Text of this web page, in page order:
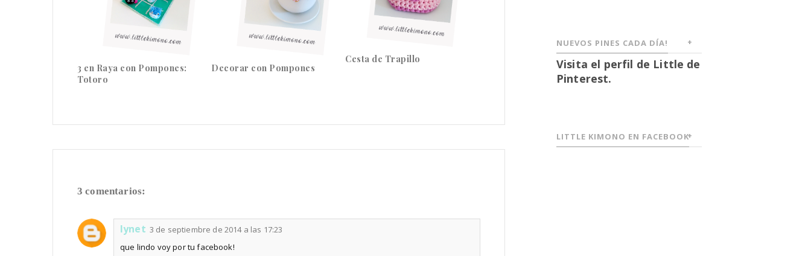
3 en Raya con Pompones:
Totoro
Decorar con Pompones
Cesta de Trapillo
3 comentarios:
lynet 3 de septiembre de 2014 a las 17:23
que lindo voy por tu facebook!
NUEVOS PINES CADA DÍA!
Visita el perfil de Little de
Pinterest.
LITTLE KIMONO EN FACEBOOK